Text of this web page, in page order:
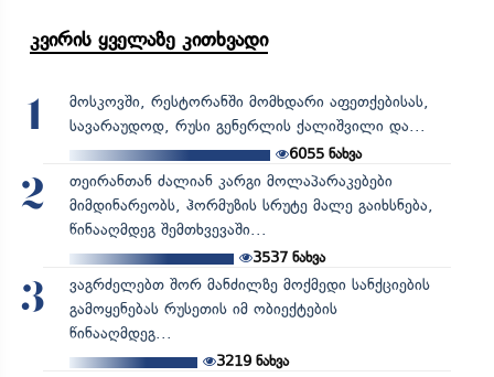
კვირის ყველაზე კითხვადი
1
მოსკოვში, რესტორანში მომხდარი აფეთქებისას,
სავარაუდოდ, რუსი გენერლის ქალიშვილი და...
6055 ნახვა
2
თეირანთან ძალიან კარგი მოლაპარაკებები
მიმდინარეობს, ჰორმუზის სრუტე მალე გაიხსნება,
წინააღმდეგ შემთხვევაში...
3537ნახვა
3
ვაგრძელებთ შორ მანძილზე მოქმედი სანქციების
გამოყენებას რუსეთის იმ ობიექტების
წინააღმდეგ...
3219ნახვა